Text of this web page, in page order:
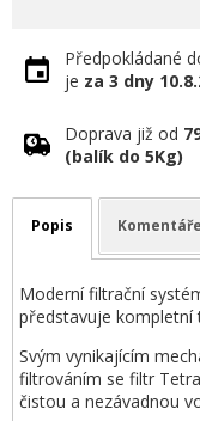
Předpokládané
je za 3 dny
Doprava již od
(balík do 5Kg)
Popis Komentáře
Moderní filtrační
představuje kompletní
Svým vynikajícím
filtrováním se filtr
čistou a nezávadnou